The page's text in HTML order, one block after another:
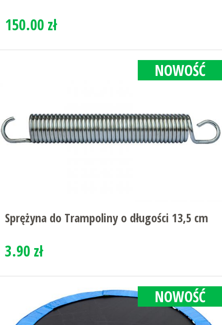
150.00 zł
NOWOŚĆ
Sprężyna do Trampoliny o długości 13,5 cm
3.90 zł
NOWOŚĆ